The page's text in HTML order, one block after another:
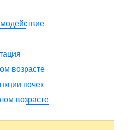
возрасте
почек
возрасте